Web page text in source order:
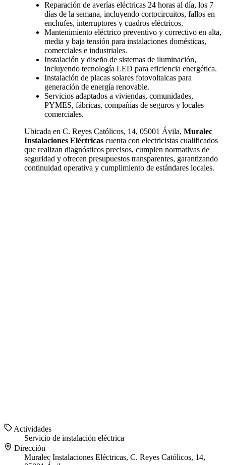
Reparación de averías eléctricas 24 horas al día, los 7
días de la semana, incluyendo cortocircuitos, fallos en
enchufes, interruptores y cuadros eléctricos.
Mantenimiento eléctrico preventivo y correctivo en alta,
media y baja tensión para instalaciones domésticas,
comerciales e industriales.
Instalación y diseño de sistemas de iluminación,
incluyendo tecnología LED para eficiencia energética.
Instalación de placas solares fotovoltaicas para
generación de energía renovable.
Servicios adaptados a viviendas, comunidades,
PYMES, fábricas, compañías de seguros y locales
comerciales.
Ubicada en C. Reyes Católicos, 14, 05001 Ávila, Muralec
Instalaciones Eléctricas cuenta con electricistas cualificados
que realizan diagnósticos precisos, cumplen normativas de
seguridad y ofrecen presupuestos transparentes, garantizando
continuidad operativa y cumplimiento de estándares locales.
Actividades
Servicio de instalación eléctrica
Dirección
Muralec Instalaciones Eléctricas, C. Reyes Católicos, 14,